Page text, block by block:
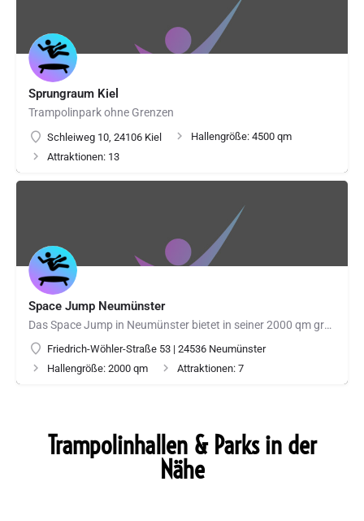
Sprungraum Kiel
Trampolinpark ohne Grenzen
Schleiweg 10, 24106 Kiel
Hallengröße: 4500 qm
Attraktionen: 13
Space Jump Neumünster
Das Space Jump in Neumünster bietet in seiner 2000 qm großen Halle neben den gängigen Attraktionen auch…
Friedrich-Wöhler-Straße 53 | 24536 Neumünster
Hallengröße: 2000 qm
Attraktionen: 7
Trampolinhallen & Parks in der
Nähe